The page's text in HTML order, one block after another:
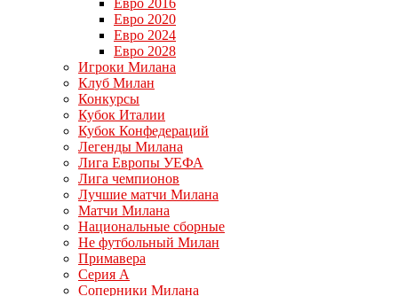
Евро 2016
Евро 2020
Евро 2024
Евро 2028
Игроки Милана
Клуб Милан
Конкурсы
Кубок Италии
Кубок Конфедераций
Легенды Милана
Лига Европы УЕФА
Лига чемпионов
Лучшие матчи Милана
Матчи Милана
Национальные сборные
Не футбольный Милан
Примавера
Серия А
Соперники Милана